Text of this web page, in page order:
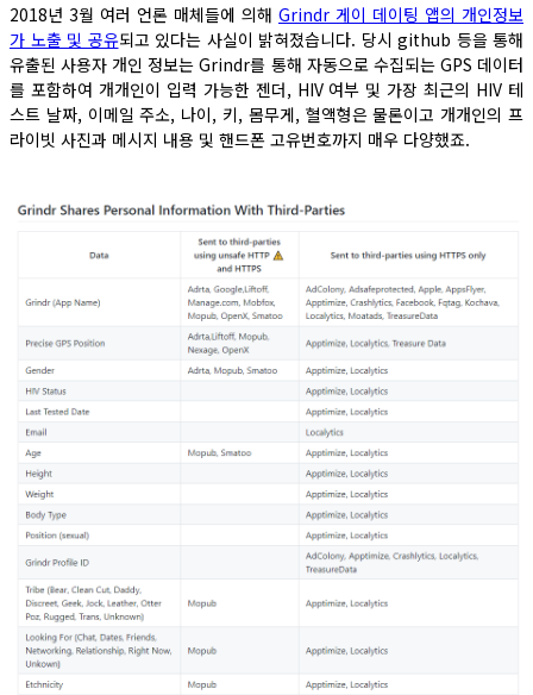
2018년 3월 여러 언론 매체들에 의해 Grindr 게이 데이팅 앱의 개인정보
가 노출 및 공유되고 있다는 사실이 밝혀졌습니다. 당시 github 등을 통해
유출된 사용자 개인 정보는 Grindr를 통해 자동으로 수집되는 GPS 데이터
를 포함하여 개개인이 입력 가능한 젠더, HIV 여부 및 가장 최근의 HIV 테
스트 날짜, 이메일 주소, 나이, 키, 몸무게, 혈액형은 물론이고 개개인의 프
라이빗 사진과 메시지 내용 및 핸드폰 고유번호까지 매우 다양했죠.